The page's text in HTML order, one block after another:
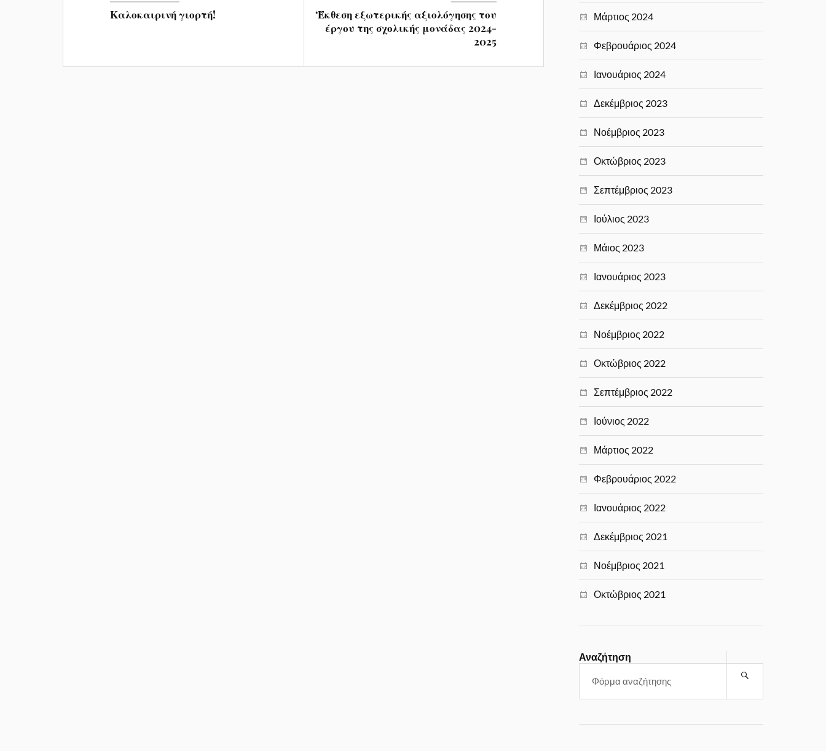
Καλοκαιρινή γιορτή!
‘Έκθεση εξωτερικής αξιολόγησης του
έργου της σχολικής μονάδας 2024-
2025
Μάρτιος 2024
Φεβρουάριος 2024
Ιανουάριος 2024
Δεκέμβριος 2023
Νοέμβριος 2023
Οκτώβριος 2023
Σεπτέμβριος 2023
Ιούλιος 2023
Μάιος 2023
Ιανουάριος 2023
Δεκέμβριος 2022
Νοέμβριος 2022
Οκτώβριος 2022
Σεπτέμβριος 2022
Ιούνιος 2022
Μάρτιος 2022
Φεβρουάριος 2022
Ιανουάριος 2022
Δεκέμβριος 2021
Νοέμβριος 2021
Οκτώβριος 2021
Αναζήτηση